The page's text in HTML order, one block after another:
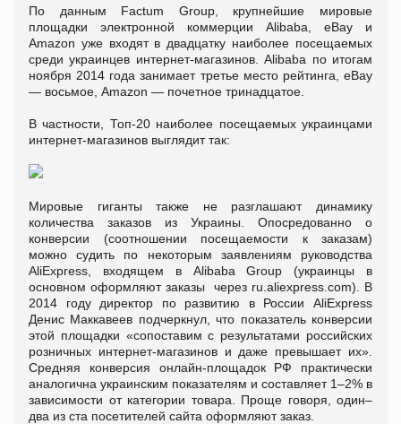
По данным Factum Group, крупнейшие мировые
площадки электронной коммерции Alibaba, eBay и
Аmazon уже входят в двадцатку наиболее посещаемых
среди украинцев интернет-магазинов. Alibaba по итогам
ноября 2014 года занимает третье место рейтинга, eBay
— восьмое, Аmazon — почетное тринадцатое.
В частности, Топ-20 наиболее посещаемых украинцами
интернет-магазинов выглядит так:
Мировые гиганты также не разглашают динамику
количества заказов из Украины. Опосредованно о
конверсии (соотношении посещаемости к заказам)
можно судить по некоторым заявлениям руководства
AliExpress, входящем в Alibaba Group (украинцы в
основном оформляют заказы через ru.aliexpress.com). В
2014 году директор по развитию в России AliExpress
Денис Маккавеев подчеркнул, что показатель конверсии
этой площадки «сопоставим с результатами российских
розничных интернет-магазинов и даже превышает их».
Средняя конверсия онлайн-площадок РФ практически
аналогична украинским показателям и составляет 1–2% в
зависимости от категории товара. Проще говоря, один–
два из ста посетителей сайта оформляют заказ.